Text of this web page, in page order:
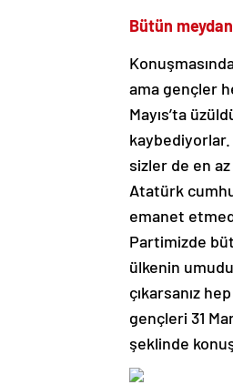
Bütün
ama gençler
Mayıs’ta
sizler de en
Atatürk
emanet
Partimizde
ülkenin
çıkarsanız
gençleri 31
şeklinde